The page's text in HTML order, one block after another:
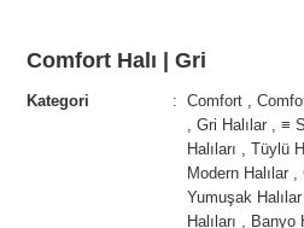
Comfort Halı | Gri
Kategori Comfort ,
,Gri Halılar ,≡
Halıları ,Tüylü
Modern Halılar ,
Yumuşak Halılar
Halıları , Banyo